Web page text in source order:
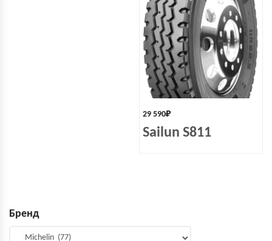
29 590₽
Sailun S811
Бренд